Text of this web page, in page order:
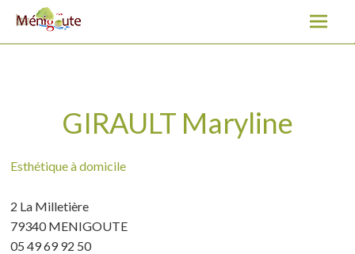
GIRAULT Maryline
l
u
o
e
GIRAULT Maryline
Esthétique à domicile
2 La Milletière
79340 MENIGOUTE
05 49 69 92 50